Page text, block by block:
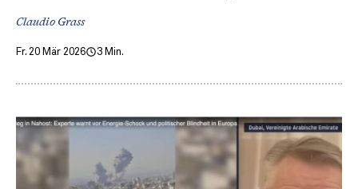
Claudio Grass
Fr. 20 Mär 2026 3 Min.